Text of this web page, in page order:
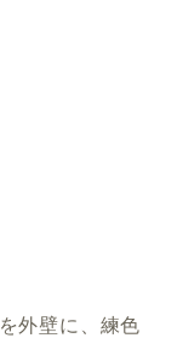
外壁に、練色